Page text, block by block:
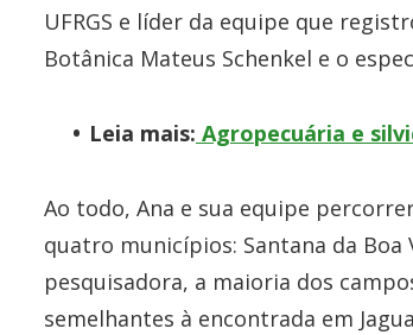
UFRGS e líder da equipe que
Botânica Mateus Schenkel e o
Leia mais: Agropecuária e
Ao todo, Ana e sua equipe
quatro municípios: Santana da Boa
pesquisadora, a maioria dos
semelhantes à encontrada em